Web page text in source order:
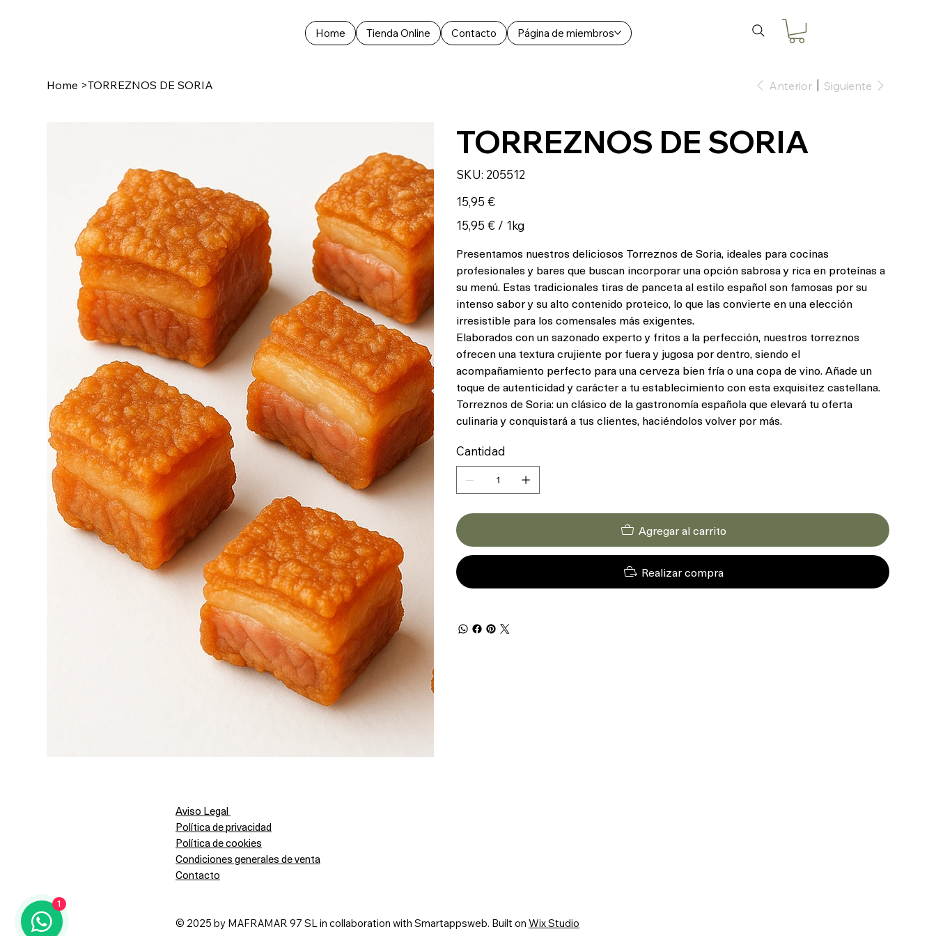
Home Tienda Online Contacto Página de miembros
Home >TORREZNOS DE SORIA Anterior Siguiente
TORREZNOS DE SORIA
SKU: SKU
205512
205512
Precio
15,95 €
15,95 €
por
15,95 € / 1kg
Presentamos nuestros deliciosos Torreznos de Soria, ideales para cocinas
profesionales y bares que buscan incorporar una opción sabrosa y rica en proteínas a
su menú. Estas tradicionales tiras de panceta al estilo español son famosas por su
intenso sabor y su alto contenido proteico, lo que las convierte en una elección
irresistible para los comensales más exigentes.
Elaborados con un sazonado experto y fritos a la perfección, nuestros torreznos
ofrecen una textura crujiente por fuera y jugosa por dentro, siendo el
acompañamiento perfecto para una cerveza bien fría o una copa de vino. Añade un
toque de autenticidad y carácter a tu establecimiento con esta exquisitez castellana.
Torreznos de Soria: un clásico de la gastronomía española que elevará tu oferta
culinaria y conquistará a tus clientes, haciéndolos volver por más.
Cantidad
Agregar al carrito
Realizar compra
Aviso Legal
Política de privacidad
Política de cookies
Condiciones generales de venta
Contacto
© 2025 by MAFRAMAR 97 SL in collaboration with Smartappsweb. Built on Wix Studio
1